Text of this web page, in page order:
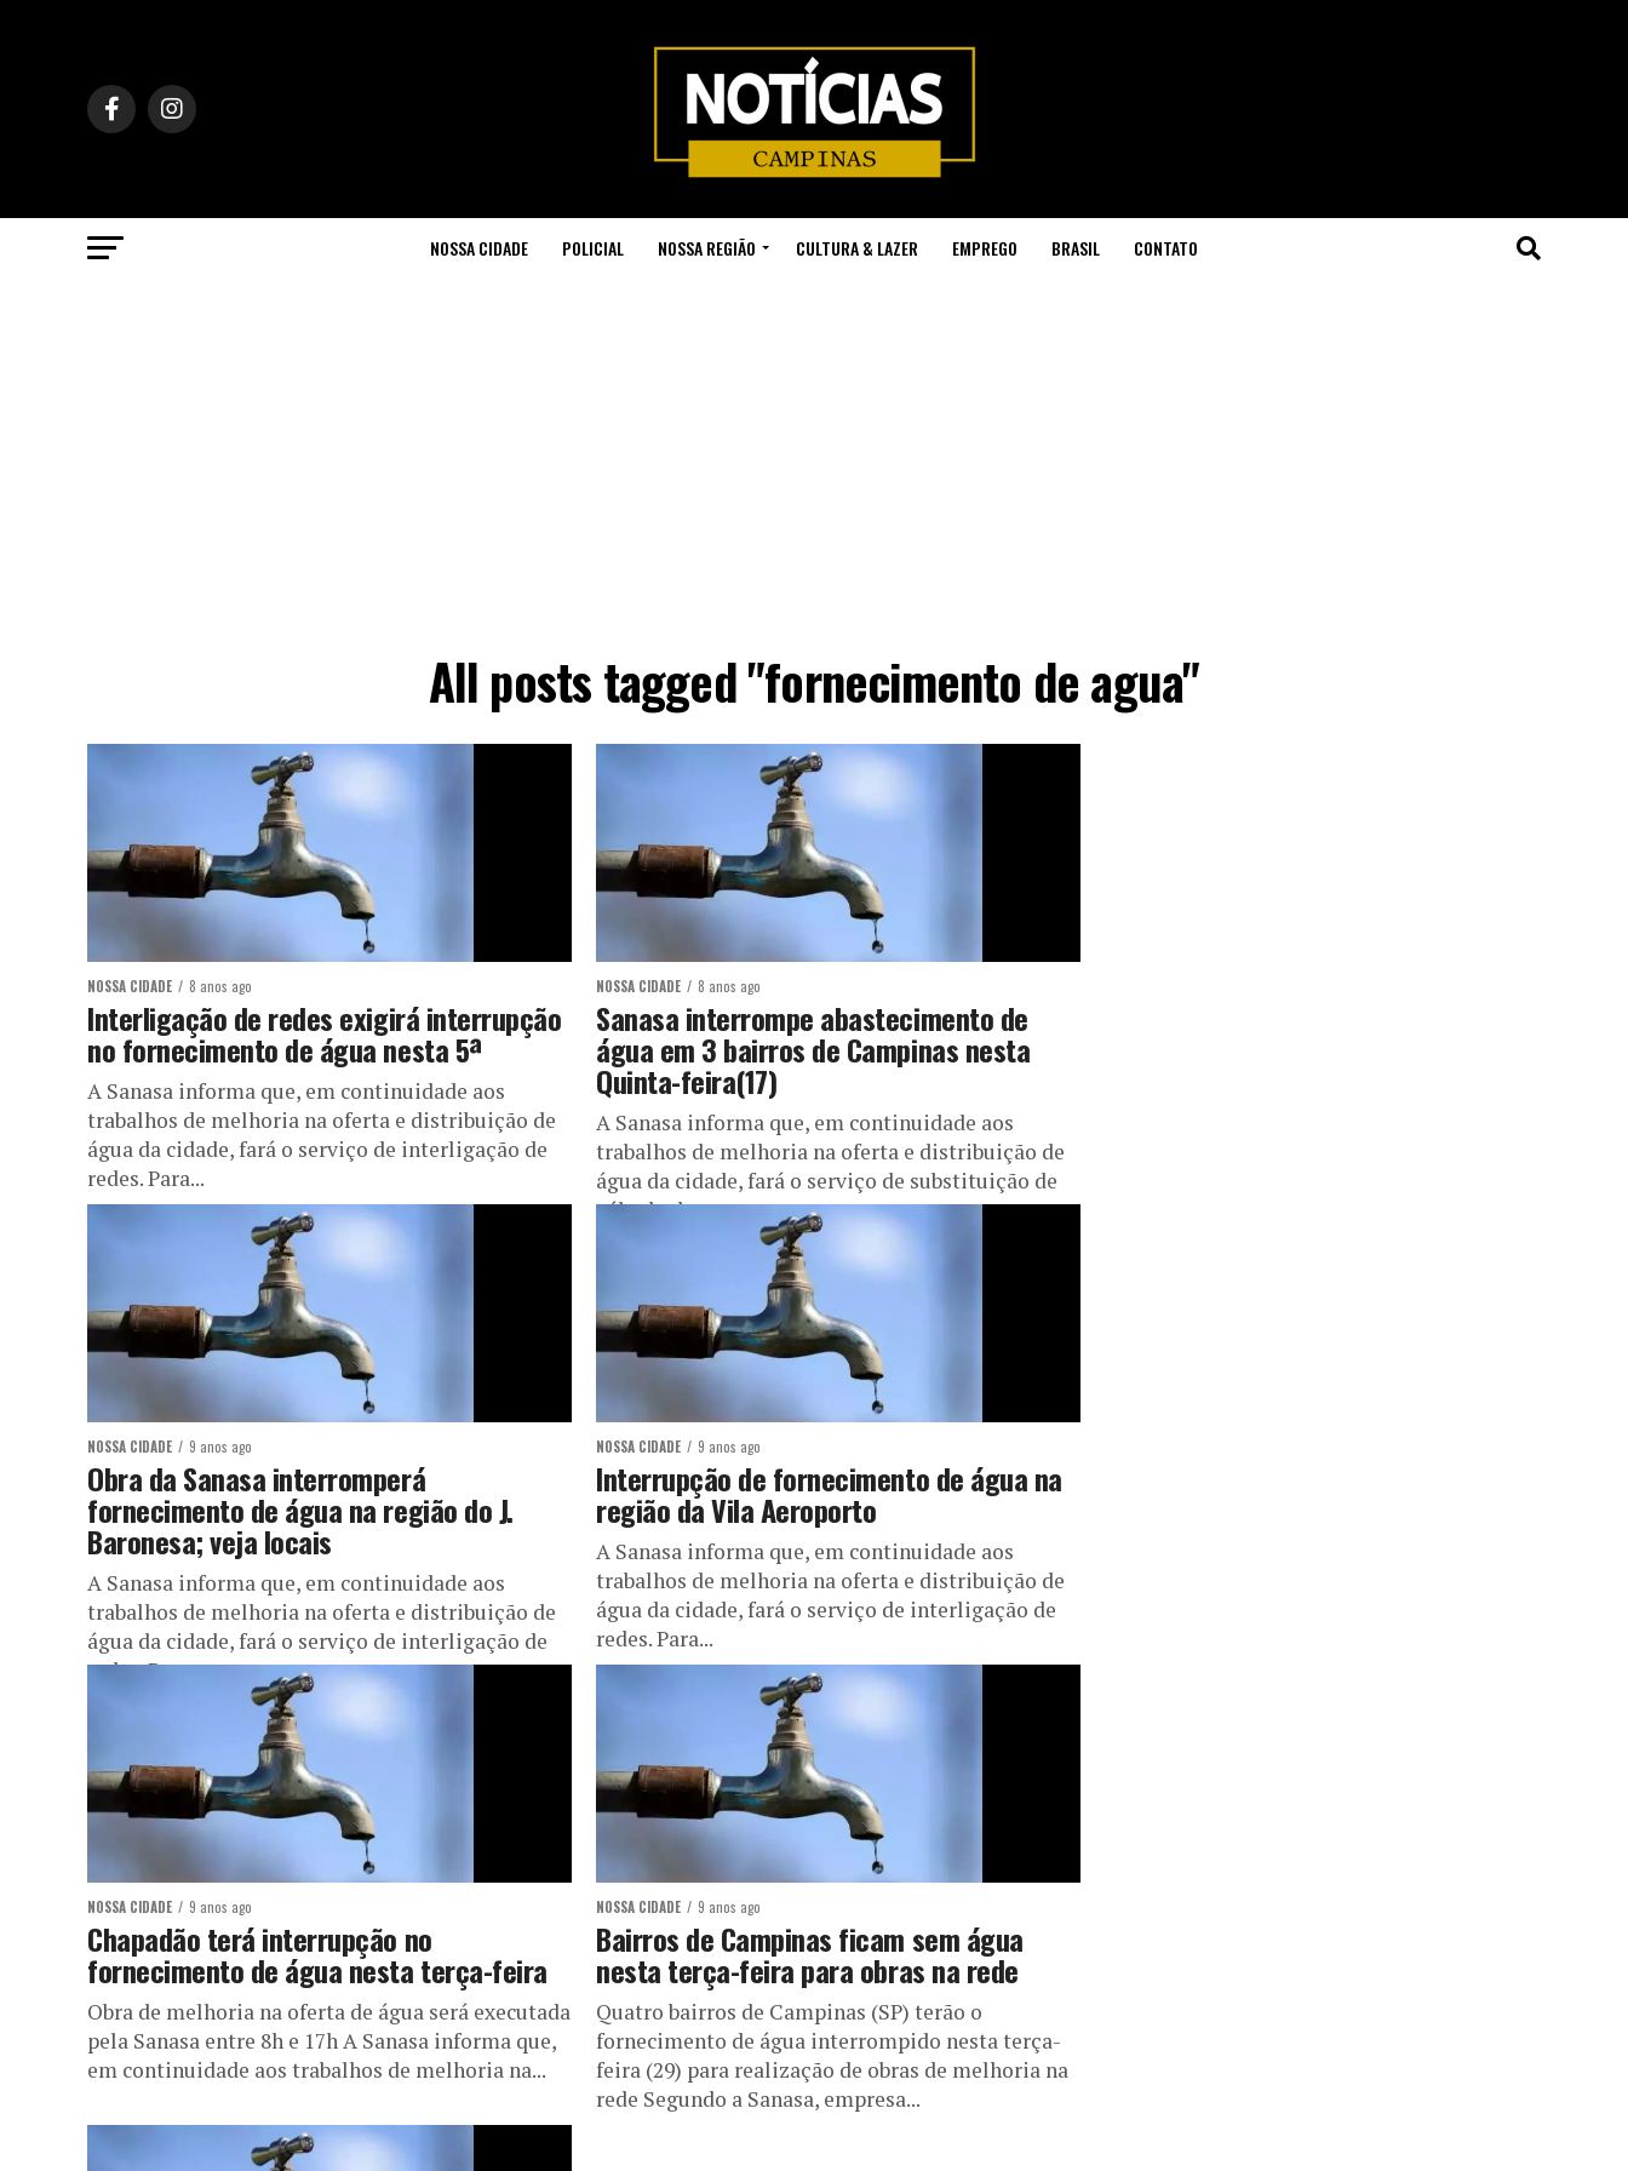
NOSSA CIDADE POLICIAL NOSSA REGIÃO CULTURA & LAZER EMPREGO BRASIL CONTATO
All posts tagged "fornecimento de agua"
NOSSA CIDADE 8 anos ago
Interligação de redes exigirá interrupção
no fornecimento de água nesta 5ª
A Sanasa informa que, em continuidade aos
trabalhos de melhoria na oferta e distribuição de
água da cidade, fará o serviço de interligação de
redes. Para...
NOSSA CIDADE 8 anos ago
Sanasa interrompe abastecimento de
água em 3 bairros de Campinas nesta
Quinta-feira(17)
A Sanasa informa que, em continuidade aos
trabalhos de melhoria na oferta e distribuição de
água da cidade, fará o serviço de substituição de
válvula de...
NOSSA CIDADE 9 anos ago
Obra da Sanasa interromperá
fornecimento de água na região do J.
Baronesa; veja locais
A Sanasa informa que, em continuidade aos
trabalhos de melhoria na oferta e distribuição de
água da cidade, fará o serviço de interligação de
redes. Para...
NOSSA CIDADE 9 anos ago
Interrupção de fornecimento de água na
região da Vila Aeroporto
A Sanasa informa que, em continuidade aos
trabalhos de melhoria na oferta e distribuição de
água da cidade, fará o serviço de interligação de
redes. Para...
NOSSA CIDADE 9 anos ago
Chapadão terá interrupção no
fornecimento de água nesta terça-feira
Obra de melhoria na oferta de água será executada
pela Sanasa entre 8h e 17h A Sanasa informa que,
em continuidade aos trabalhos de melhoria na...
NOSSA CIDADE 9 anos ago
Bairros de Campinas ficam sem água
nesta terça-feira para obras na rede
Quatro bairros de Campinas (SP) terão o
fornecimento de água interrompido nesta terça-
feira (29) para realização de obras de melhoria na
rede Segundo a Sanasa, empresa...